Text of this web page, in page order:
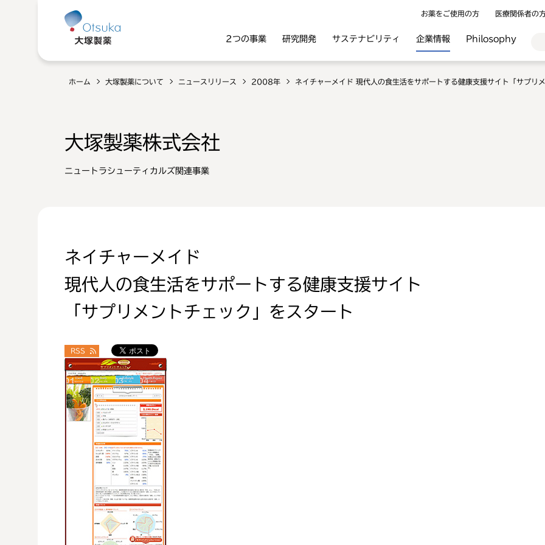
お薬をご使用の方 医療関係者の
2つの事業 研究開発 サステナビリティ 企業情報 Philosophy
ホーム 大塚製薬について ニュースリリース 2008年 ネイチャーメイド 現代人の食生活をサポートする健康支援サイト「サプリ
大塚製薬株式会社
ニュートラシューティカルズ関連事業
ネイチャーメイド
現代人の食生活をサポートする健康支援サイト
「サプリメントチェック」をスタート
RSS